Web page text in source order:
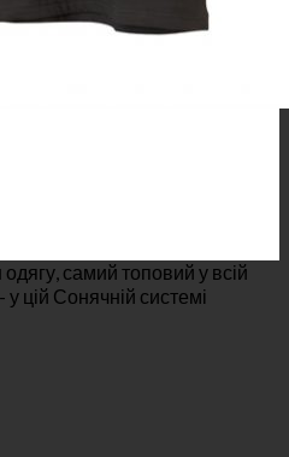
самий топовий у всій
цій Сонячній системі